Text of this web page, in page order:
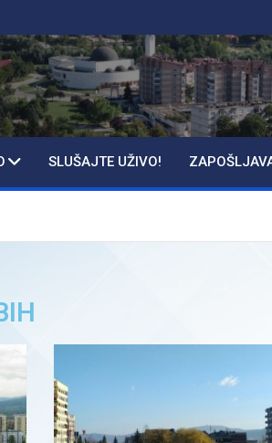
SLUŠAJTE UŽIVO!